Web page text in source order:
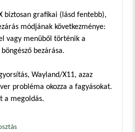
biztosan grafikai (lásd fentebb),
módjának következménye:
vagy menüből történik a
bezárása.
Wayland/X11, azaz
probléma okozza a fagyásokat.
a megoldás.